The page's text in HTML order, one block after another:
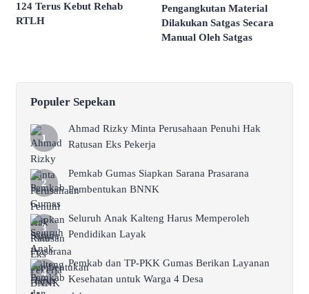
124 Terus Kebut Rehab
RTLH
Pengangkutan Material
Dilakukan Satgas Secara
Manual Oleh Satgas
Populer Sepekan
Ahmad Rizky Minta Perusahaan Penuhi Hak
Ratusan Eks Pekerja
Pemkab Gumas Siapkan Sarana Prasarana
Pembentukan BNNK
Seluruh Anak Kalteng Harus Memperoleh
Pendidikan Layak
Pemkab dan TP-PKK Gumas Berikan Layanan
Kesehatan untuk Warga 4 Desa